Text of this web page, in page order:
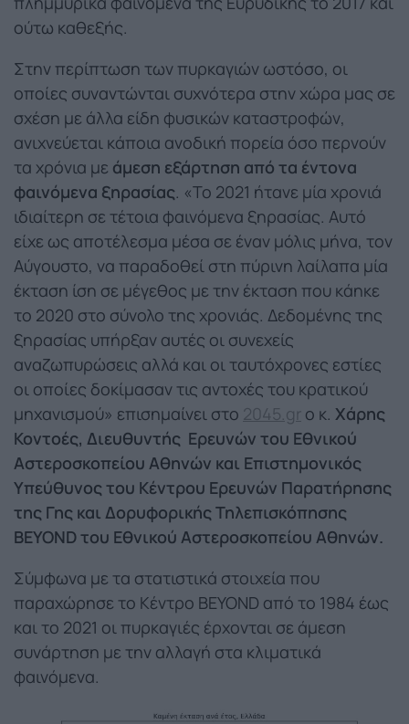
ούτω καθεξής.
Στην περίπτωση των πυρκαγιών ωστόσο, οι
οποίες συναντώνται συχνότερα στην χώρα μας σε
σχέση με άλλα είδη φυσικών καταστροφών,
ανιχνεύεται κάποια ανοδική πορεία όσο περνούν
τα χρόνια με άμεση εξάρτηση από τα έντονα
φαινόμενα ξηρασίας. «Το 2021 ήτανε μία χρονιά
ιδιαίτερη σε τέτοια φαινόμενα ξηρασίας. Αυτό
είχε ως αποτέλεσμα μέσα σε έναν μόλις μήνα, τον
Αύγουστο, να παραδοθεί στη πύρινη λαίλαπα μία
έκταση ίση σε μέγεθος με την έκταση που κάηκε
το 2020 στο σύνολο της χρονιάς. Δεδομένης της
ξηρασίας υπήρξαν αυτές οι συνεχείς
αναζωπυρώσεις αλλά και οι ταυτόχρονες εστίες
οι οποίες δοκίμασαν τις αντοχές του κρατικού
μηχανισμού» επισημαίνει στο 2045.gr ο κ. Χάρης
Κοντοές, Διευθυντής Ερευνών του Εθνικού
Αστεροσκοπείου Αθηνών και Επιστημονικός
Υπεύθυνος του Κέντρου Ερευνών Παρατήρησης
της Γης και Δορυφορικής Τηλεπισκόπησης
BEYOND του Εθνικού Αστεροσκοπείου Αθηνών.
Σύμφωνα με τα στατιστικά στοιχεία που
παραχώρησε το Κέντρο BEYOND από το 1984 έως
και το 2021 οι πυρκαγιές έρχονται σε άμεση
συνάρτηση με την αλλαγή στα κλιματικά
φαινόμενα.